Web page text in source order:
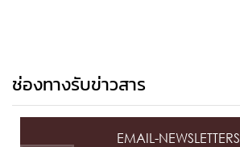
ช่องทางรับข่าวสาร
EMAIL-NEWSLETTERS